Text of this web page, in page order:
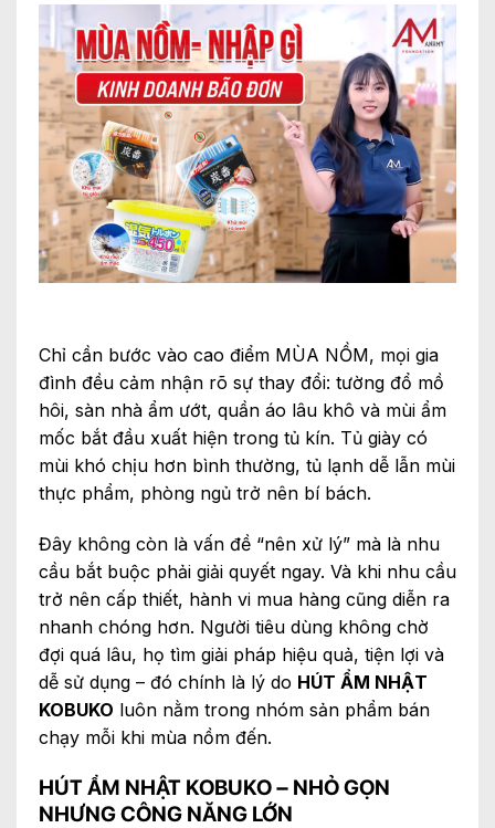
Chỉ cần bước vào cao điểm MÙA NỒM, mọi gia
đình đều cảm nhận rõ sự thay đổi: tường đổ mồ
hôi, sàn nhà ẩm ướt, quần áo lâu khô và mùi ẩm
mốc bắt đầu xuất hiện trong tủ kín. Tủ giày có
mùi khó chịu hơn bình thường, tủ lạnh dễ lẫn mùi
thực phẩm, phòng ngủ trở nên bí bách.
Đây không còn là vấn đề “nên xử lý” mà là nhu
cầu bắt buộc phải giải quyết ngay. Và khi nhu cầu
trở nên cấp thiết, hành vi mua hàng cũng diễn ra
nhanh chóng hơn. Người tiêu dùng không chờ
đợi quá lâu, họ tìm giải pháp hiệu quả, tiện lợi và
dễ sử dụng – đó chính là lý do HÚT ẨM NHẬT
KOBUKO luôn nằm trong nhóm sản phẩm bán
chạy mỗi khi mùa nồm đến.
HÚT ẨM NHẬT KOBUKO – NHỎ GỌN
NHƯNG CÔNG NĂNG LỚN